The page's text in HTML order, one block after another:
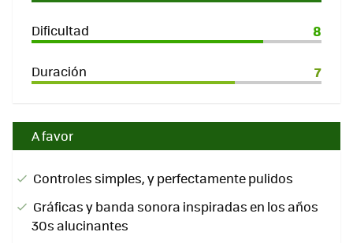
Dificultad 8
Duración 7
A favor
Controles simples, y perfectamente pulidos
Gráficas y banda sonora inspiradas en los años
30s alucinantes